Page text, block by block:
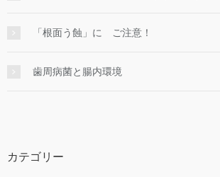
「根面う蝕」に ご注意！
歯周病菌と腸内環境
カテゴリー